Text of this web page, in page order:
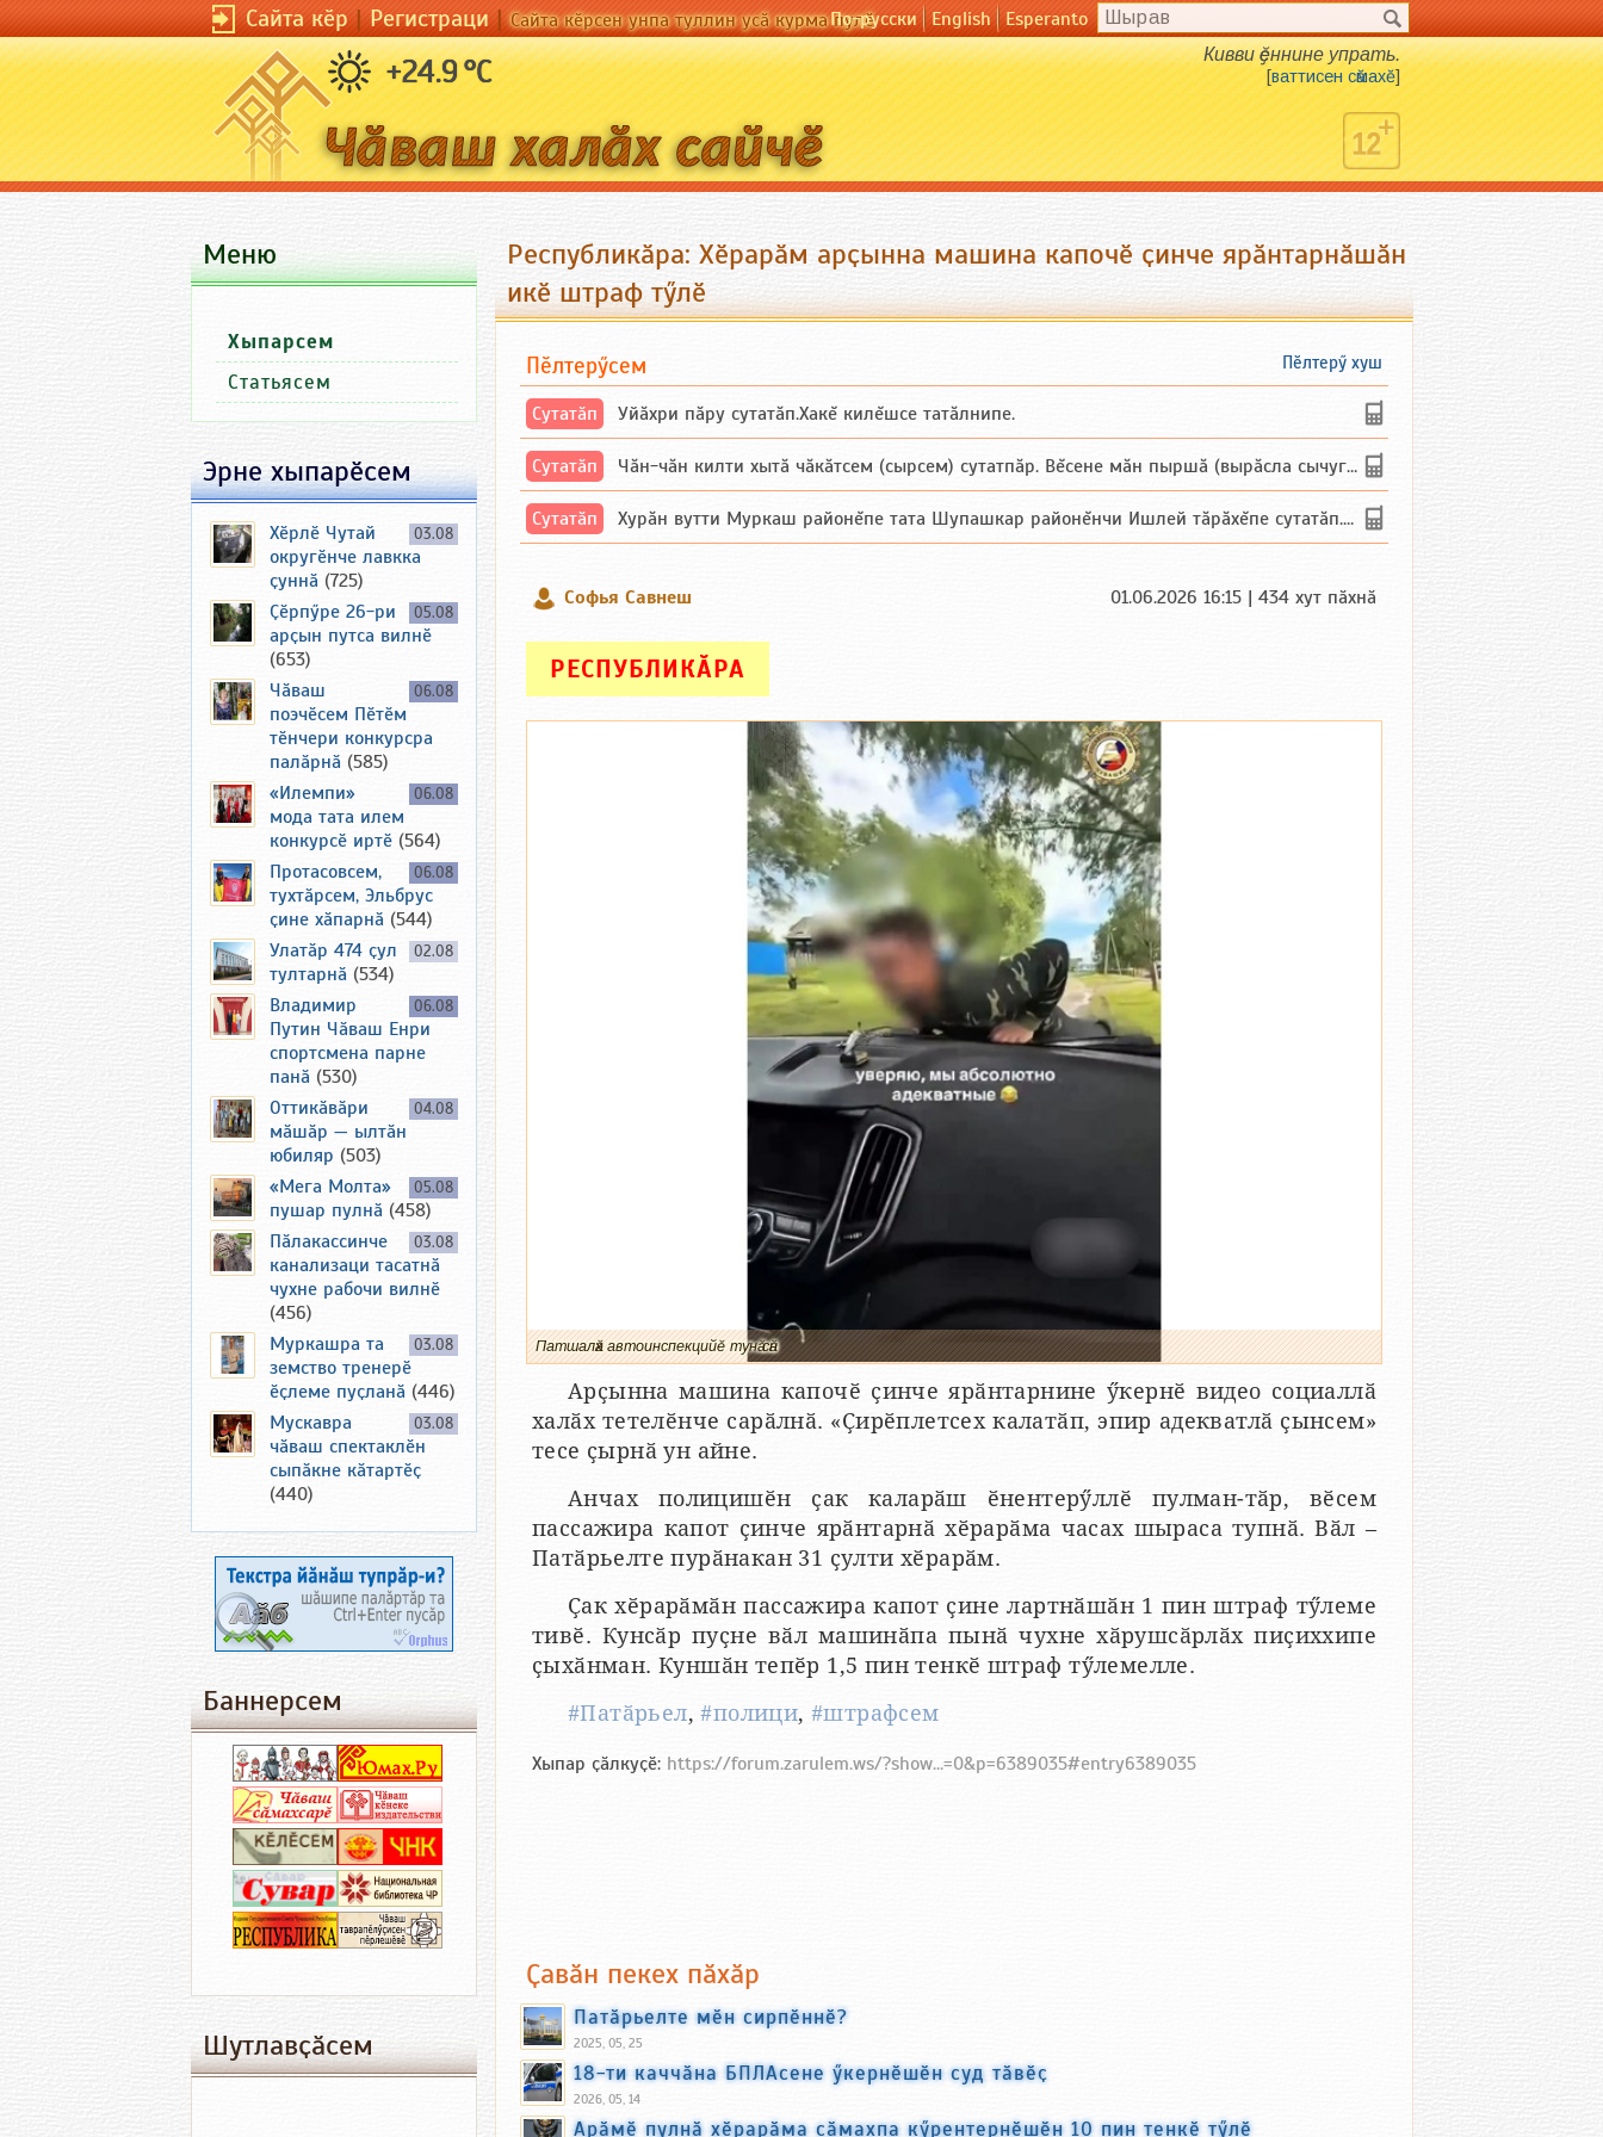
Сайта кӗр|Регистраци|Сайта кӗрсен унпа туллин усӑ курма пулӗПо-русски English Esperanto
+24.9 °C Кивви ҫӗннине упрать.
[ваттисен сӑмахӗ]
Республикӑра: Хӗрарӑм арҫынна машина капочӗ ҫинче ярӑнтарнӑшӑн
икӗ штраф тӳлӗ
Пӗлтерӳ хуш
Пӗлтерӳсем
Сутатӑп Уйăхри пăру сутатăп.Хакĕ килĕшсе татăлнипе.
Сутатӑп Чăн-чăн килти хытă чăкăтсем (сырсем) сутатпăр. Вĕсене мăн пыршă (вырăсла сычуг) ...
Сутатӑп Хурăн вутти Муркаш районĕпе тата Шупашкар районĕнчи Ишлей тăрăхĕпе сутатăп. Ха...
Софья Савнеш 01.06.2026 16:15 | 434 хут пӑхнӑ
РЕСПУБЛИКӐРА
Патшалӑх автоинспекцийӗ тунӑ сӑн
Арҫынна машина капочӗ ҫинче ярӑнтарнине ӳкернӗ видео социаллӑ
халӑх тетелӗнче сарӑлнӑ. «Ҫирӗплетсех калатӑп, эпир адекватлӑ ҫынсем»
тесе ҫырнӑ ун айне.
Анчах полицишӗн ҫак каларӑш ӗнентерӳллӗ пулман-тӑр, вӗсем
пассажира капот ҫинче ярӑнтарнӑ хӗрарӑма часах шыраса тупнӑ. Вӑл –
Патӑрьелте пурӑнакан 31 ҫулти хӗрарӑм.
Ҫак хӗрарӑмӑн пассажира капот ҫине лартнӑшӑн 1 пин штраф тӳлеме
тивӗ. Кунсӑр пуҫне вӑл машинӑпа пынӑ чухне хӑрушсӑрлӑх пиҫиххипе
ҫыхӑнман. Куншӑн тепӗр 1,5 пин тенкӗ штраф тӳлемелле.
#Патӑрьел,#полици,#штрафсем
Хыпар ҫӑлкуҫӗ: https://forum.zarulem.ws/?show...=0&p=6389035#entry6389035
Ҫавӑн пекех пӑхӑр
Патӑрьелте мӗн сирпӗннӗ?
2025, 05, 25
18-ти каччӑна БПЛАсене ӳкернӗшӗн суд тӑвӗҫ
2026, 05, 14
Арӑмӗ пулнӑ хӗрарӑма сӑмахпа кӳрентернӗшӗн 10 пин тенкӗ тӳлӗ
Меню
Хыпарсем
Статьясем
Эрне хыпарӗсем
03.08
Хӗрлӗ Чутай
округӗнче лавкка
ҫуннӑ (725)
05.08
Ҫӗрпӳре 26-ри
арҫын путса вилнӗ
(653)
06.08
Чӑваш
поэчӗсем Пӗтӗм
тӗнчери конкурсра
палӑрнӑ (585)
06.08
«Илемпи»
мода тата илем
конкурсӗ иртӗ (564)
06.08
Протасовсем,
тухтӑрсем, Эльбрус
ҫине хӑпарнӑ (544)
02.08
Улатӑр 474 ҫул
тултарнӑ (534)
06.08
Владимир
Путин Чӑваш Енри
спортсмена парне
панӑ (530)
04.08
Оттикӑвӑри
мӑшӑр — ылтӑн
юбиляр (503)
05.08
«Мега Молта»
пушар пулнӑ (458)
03.08
Пӑлакассинче
канализаци тасатнӑ
чухне рабочи вилнӗ
(456)
03.08
Муркашра та
земство тренерӗ
ӗҫлеме пуҫланӑ (446)
03.08
Мускавра
чӑваш спектаклӗн
сыпӑкне кӑтартӗҫ
(440)
Баннерсем
Шутлавҫӑсем